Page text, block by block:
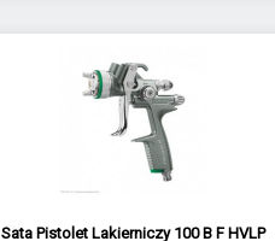
Sata Pistolet Lakierniczy 100 B F HVLP